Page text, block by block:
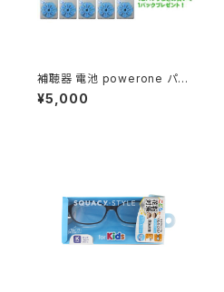
補聴器 電池 powerone パワ
ーワン PR44 (p675)１０パック
まとめ買いで1パックプレゼント
¥5,000